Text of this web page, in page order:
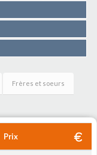
Frères et soeurs
Prix